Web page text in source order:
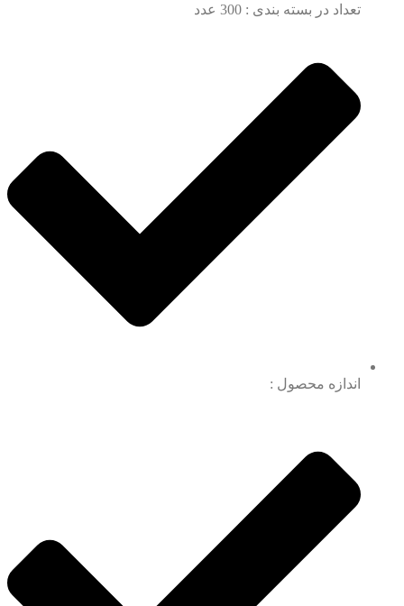
تعداد در بسته بندی : 300 عدد
اندازه محصول :